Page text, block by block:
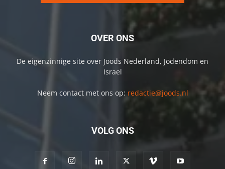
OVER ONS
De eigenzinnige site over Joods Nederland, Jodendom en
Israel
Neem contact met ons op: redactie@joods.nl
VOLG ONS